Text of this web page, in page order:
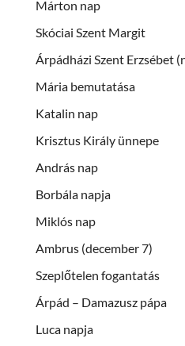
Márton nap
Skóciai Szent Margit
Árpádházi Szent Erzsébet
Mária bemutatása
Katalin nap
Krisztus Király ünnepe
András nap
Borbála napja
Miklós nap
Ambrus (december 7)
Szeplőtelen fogantatás
Árpád – Damazusz pápa
Luca napja